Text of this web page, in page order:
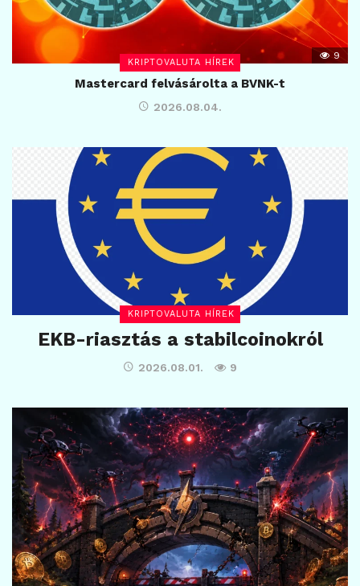
KRIPTOVALUTA HÍREK
9
Mastercard felvásárolta a BVNK-t
2026.08.04.
KRIPTOVALUTA HÍREK
EKB-riasztás a stabilcoinokról
2026.08.01. 9